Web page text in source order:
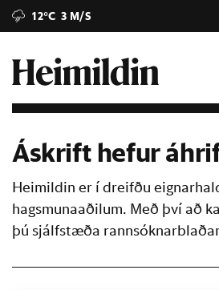
12°C 3 M/S
Áskrift hefur
Heimildin er í dreifðu
hagsmunaaðilum. Með því að
þú sjálfstæða